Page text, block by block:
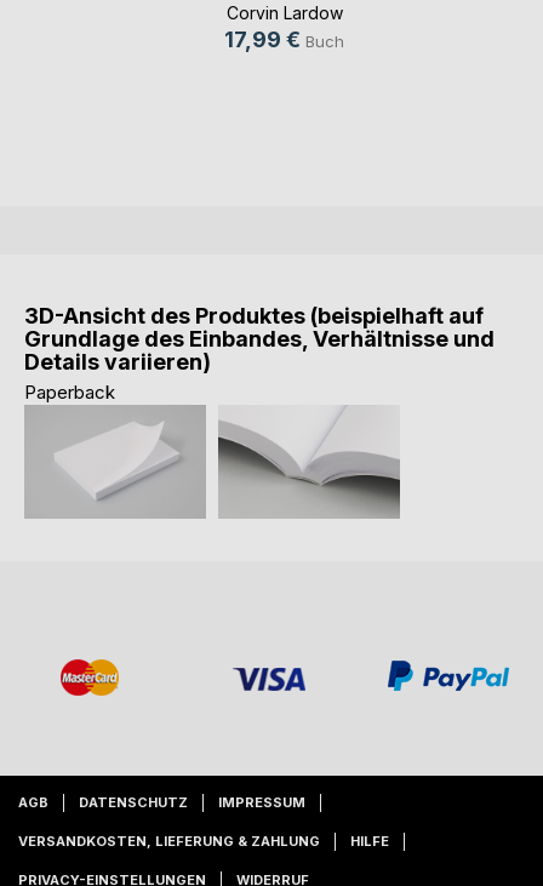
Corvin Lardow
17,99 € Buch
3D-Ansicht des Produktes (beispielhaft auf
Grundlage des Einbandes, Verhältnisse und
Details variieren)
Paperback
AGB DATENSCHUTZ IMPRESSUM
VERSANDKOSTEN, LIEFERUNG & ZAHLUNG HILFE
PRIVACY-EINSTELLUNGEN WIDERRUF